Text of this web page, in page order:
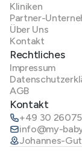
Kliniken
Partner-
Über Uns
Kontakt
Rechtliches
Impressum
AGB
Kontakt
+49 30
info@my-
Johannes-